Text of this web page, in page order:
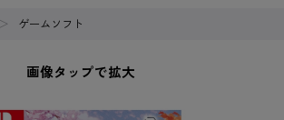
ゲームソフト
画像タップで拡大